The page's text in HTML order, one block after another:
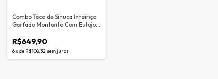
Combo Taco de Sinuca Inteiriço
Garfado Montante Com Estojo
R$649,90
6xde R$108,32 sem juros